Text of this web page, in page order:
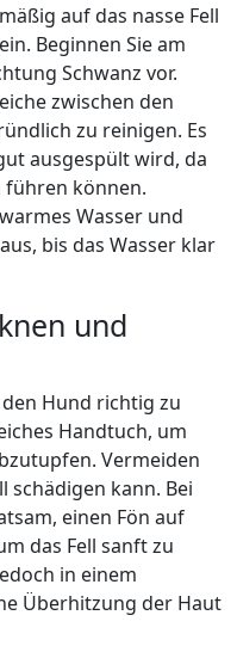
auf das nasse Fell
Beginnen Sie am
Schwanz vor.
zwischen den
zu reinigen. Es
ausgespült wird, da
können.
Wasser und
bis das Wasser klar
und
Hund richtig zu
Handtuch, um
Vermeiden
schädigen kann. Bei
einen Fön auf
das Fell sanft zu
in einem
Überhitzung der Haut